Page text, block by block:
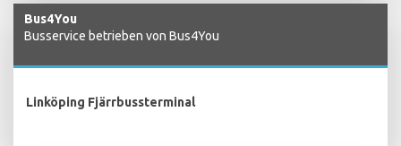
Bus4You
Busservice betrieben von Bus4You
Linköping Fjärrbussterminal